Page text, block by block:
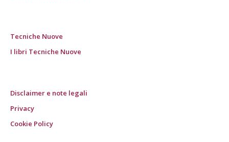
Tecniche Nuove
I libri Tecniche Nuove
Disclaimer e note legali
Privacy
Cookie Policy